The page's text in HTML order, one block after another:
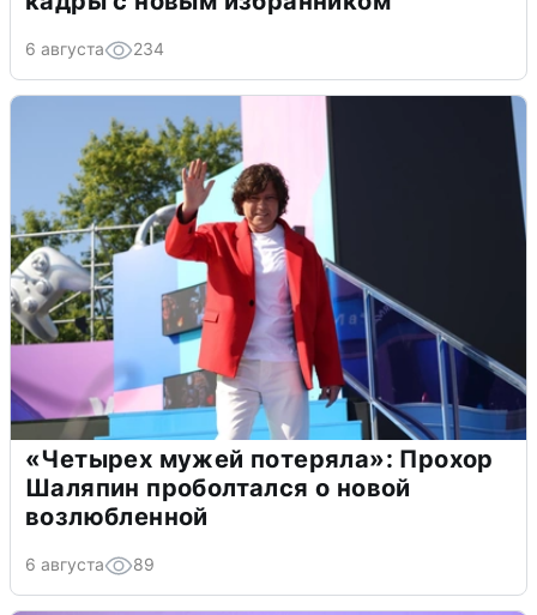
6 августа 234
«Четырех мужей потеряла»: Прохор
Шаляпин проболтался о новой
возлюбленной
6 августа 89